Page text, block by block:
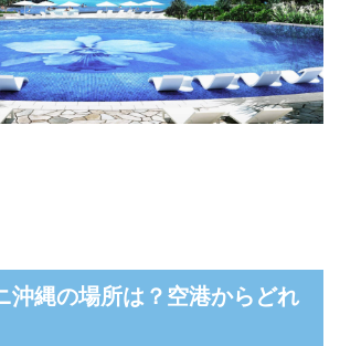
沖縄の場所は？空港からどれ